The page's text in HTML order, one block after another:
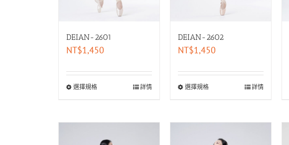
DEIAN-2601
NT$1,450
選擇規格 詳情
DEIAN-2602
NT$1,450
選擇規格 詳情